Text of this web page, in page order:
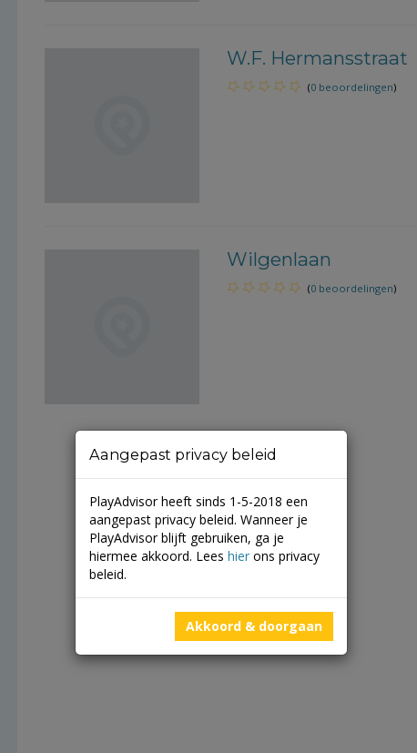
W.F. Hermansstraat
(0 beoordelingen)
Wilgenlaan
(0 beoordelingen)
Aangepast privacy beleid
PlayAdvisor heeft sinds 1-5-2018 een
aangepast privacy beleid. Wanneer je
PlayAdvisor blijft gebruiken, ga je
hiermee akkoord. Lees hier ons privacy
beleid.
Akkoord & doorgaan